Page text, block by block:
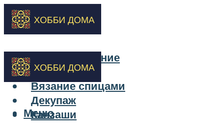
Бисероплетение
Вышивка
Вязание спицами
Декупаж
Канзаши
Меню